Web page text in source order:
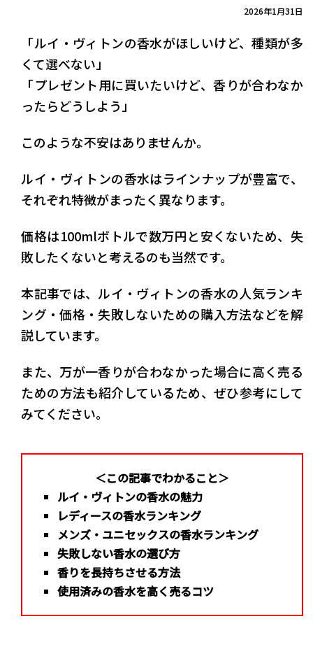
2026年1月31日
「ルイ・ヴィトンの香水がほしいけど、種類が多
くて選べない」
「プレゼント用に買いたいけど、香りが合わなか
ったらどうしよう」
このような不安はありませんか。
ルイ・ヴィトンの香水はラインナップが豊富で、
それぞれ特徴がまったく異なります。
価格は100mlボトルで数万円と安くないため、失
敗したくないと考えるのも当然です。
本記事では、ルイ・ヴィトンの香水の人気ランキ
ング・価格・失敗しないための購入方法などを解
説しています。
また、万が一香りが合わなかった場合に高く売る
ための方法も紹介しているため、ぜひ参考にして
みてください。
＜この記事でわかること＞
ルイ・ヴィトンの香水の魅力
レディースの香水ランキング
メンズ・ユニセックスの香水ランキング
失敗しない香水の選び方
香りを長持ちさせる方法
使用済みの香水を高く売るコツ